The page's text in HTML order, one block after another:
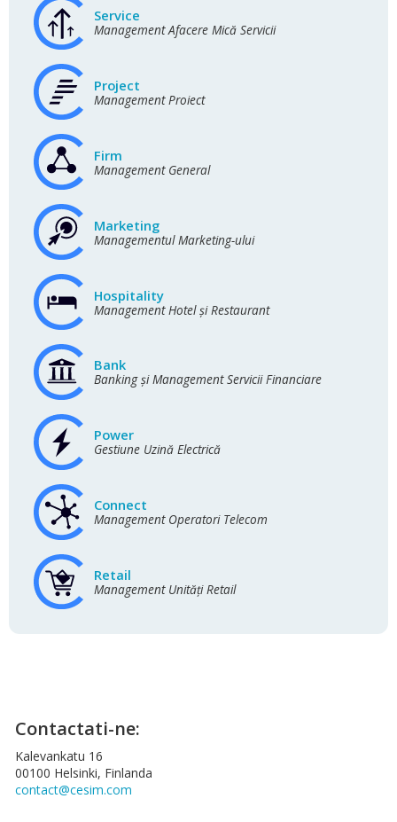
Service
Management Afacere Mică Servicii
Project
Management Proiect
Firm
Management General
Marketing
Managementul Marketing-ului
Hospitality
Management Hotel și Restaurant
Bank
Banking și Management Servicii Financiare
Power
Gestiune Uzină Electrică
Connect
Management Operatori Telecom
Retail
Management Unități Retail
Contactati-ne:
Kalevankatu 16
00100 Helsinki, Finlanda
contact@cesim.com